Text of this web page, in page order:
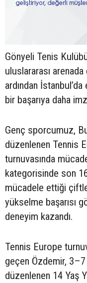
Gönyeli Tenis
uluslararası
ardından
bir başarıya daha
Genç sporcumuz,
düzenlenen Tennis
turnuvasında
kategorisinde son
mücadele ettiği
yükselme başarısı
deneyim kazandı.
Tennis Europe
geçen Özdemir,
düzenlenen 14 Yaş